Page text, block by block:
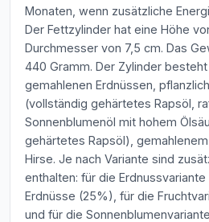
Monaten, wenn zusätzliche
Der Fettzylinder hat eine Höhe
Durchmesser von 7,5 cm. Das
440 Gramm. Der Zylinder besteht
gemahlenen Erdnüssen,
(vollständig gehärtetes Rapsöl,
Sonnenblumenöl mit hohem
gehärtetes Rapsöl),
Hirse. Je nach Variante sind
enthalten: für die
Erdnüsse (25%), für die
und für die